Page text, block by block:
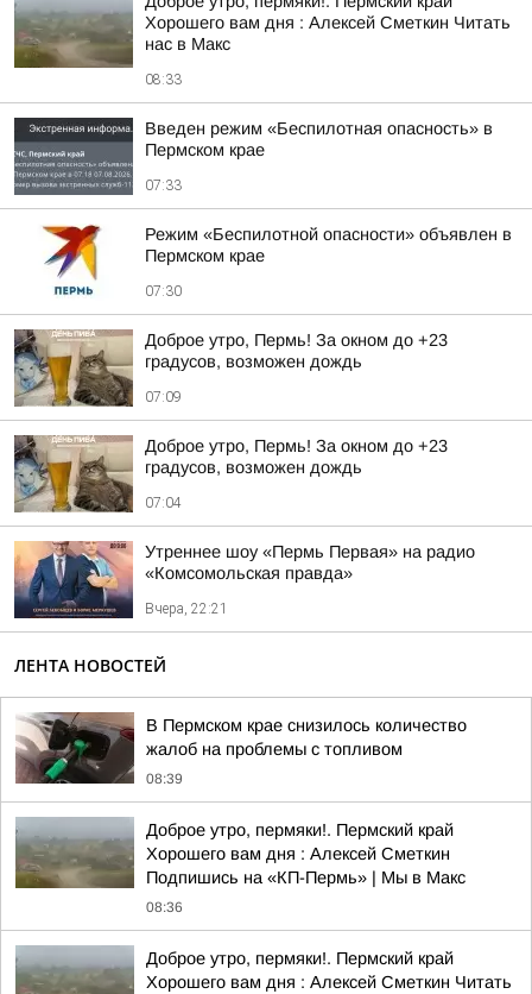
Хорошего вам дня : Алексей Сметкин Читать
нас в Макс
08:33
Введен режим «Беспилотная опасность» в
Пермском крае
07:33
Режим «Беспилотной опасности» объявлен в
Пермском крае
07:30
Доброе утро, Пермь! За окном до +23
градусов, возможен дождь
07:09
Доброе утро, Пермь! За окном до +23
градусов, возможен дождь
07:04
Утреннее шоу «Пермь Первая» на радио
«Комсомольская правда»
Вчера, 22:21
ЛЕНТА НОВОСТЕЙ
В Пермском крае снизилось количество
жалоб на проблемы с топливом
08:39
Доброе утро, пермяки!. Пермский край
Хорошего вам дня : Алексей Сметкин
Подпишись на «КП-Пермь» | Мы в Maкс
08:36
Доброе утро, пермяки!. Пермский край
Хорошего вам дня : Алексей Сметкин Читать